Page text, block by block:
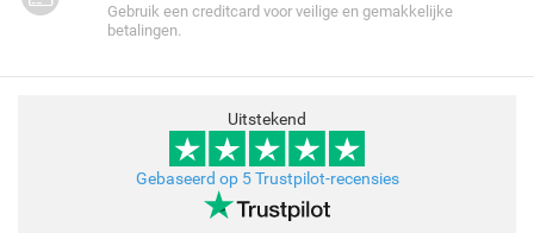
Gebruik een creditcard voor veilige en gemakkelijke
betalingen.
Uitstekend
Gebaseerd op 5 Trustpilot-recensies